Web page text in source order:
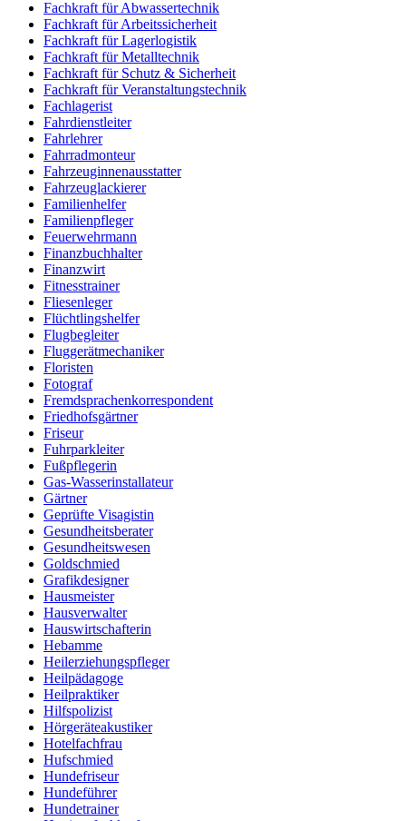
Fachkraft für Abwassertechnik
Fachkraft für Arbeitssicherheit
Fachkraft für Lagerlogistik
Fachkraft für Metalltechnik
Fachkraft für Schutz & Sicherheit
Fachkraft für Veranstaltungstechnik
Fachlagerist
Fahrdienstleiter
Fahrlehrer
Fahrradmonteur
Fahrzeuginnenausstatter
Fahrzeuglackierer
Familienhelfer
Familienpfleger
Feuerwehrmann
Finanzbuchhalter
Finanzwirt
Fitnesstrainer
Fliesenleger
Flüchtlingshelfer
Flugbegleiter
Fluggerätmechaniker
Floristen
Fotograf
Fremdsprachenkorrespondent
Friedhofsgärtner
Friseur
Fuhrparkleiter
Fußpflegerin
Gas-Wasserinstallateur
Gärtner
Geprüfte Visagistin
Gesundheitsberater
Gesundheitswesen
Goldschmied
Grafikdesigner
Hausmeister
Hausverwalter
Hauswirtschafterin
Hebamme
Heilerziehungspfleger
Heilpädagoge
Heilpraktiker
Hilfspolizist
Hörgeräteakustiker
Hotelfachfrau
Hufschmied
Hundefriseur
Hundeführer
Hundetrainer